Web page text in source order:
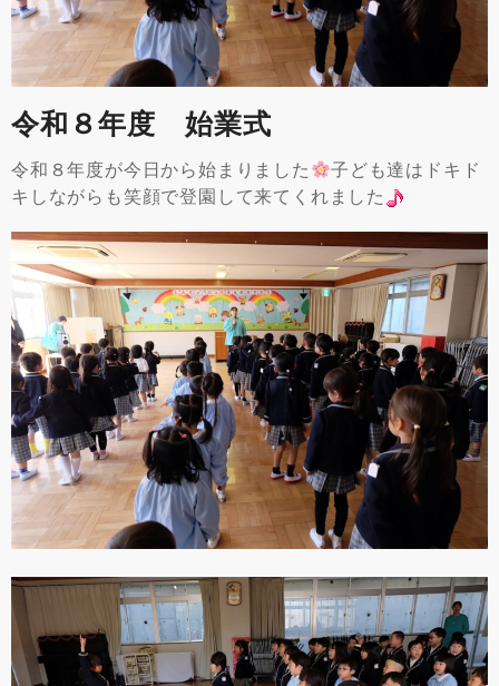
令和８年度 始業式
令和８年度が今日から始まりました
子ども達はドキド
キしながらも笑顔で登園して来てくれました